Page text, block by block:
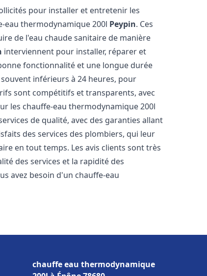
pour installer et entretenir les
eau thermodynamique 200l Peypin. Ces
de l'eau chaude sanitaire de manière
interviennent pour installer, réparer et
fonctionnalité et une longue durée
inférieurs à 24 heures, pour
sont compétitifs et transparents, avec
les chauffe-eau thermodynamique 200l
de qualité, avec des garanties allant
des services des plombiers, qui leur
en tout temps. Les avis clients sont très
des services et la rapidité des
avez besoin d'un chauffe-eau
chauffe eau thermodynamique